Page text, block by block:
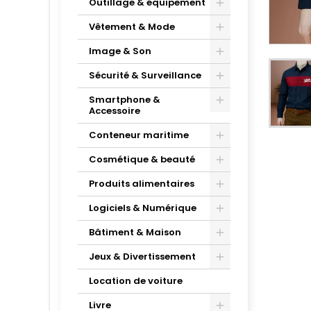
Vêtement & Mode
Image & Son
Sécurité & Surveillance
Smartphone &
Accessoire
Conteneur maritime
Cosmétique & beauté
Produits alimentaires
Logiciels & Numérique
Bâtiment & Maison
Jeux & Divertissement
Location de voiture
Livre